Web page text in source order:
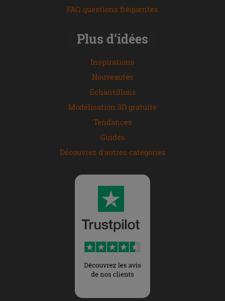
FAQ questions fréquentes
Plus d’idées
Inspirations
Nouveautés
Échantillons
Modélisation 3D gratuite
Tendances
Guides
Découvrez d'autres catégories